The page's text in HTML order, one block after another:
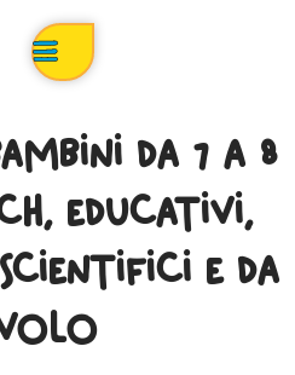
da 7 a 8
educativi,
e da